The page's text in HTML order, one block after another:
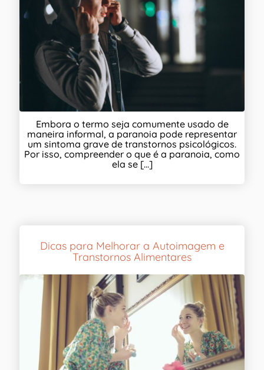
Embora o termo seja comumente usado de
maneira informal, a paranoia pode representar
um sintoma grave de transtornos psicológicos.
Por isso, compreender o que é a paranoia, como
ela se [...]
Dicas para Melhorar a Autoimagem e
Transtornos Alimentares